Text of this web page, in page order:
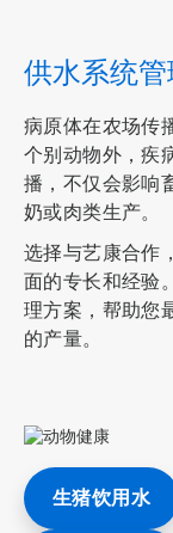
ArticleTile
供水系统管
病原体在农场传
个别动物外，疾
播，不仅会影响
奶或肉类生产。
选择与艺康合作
面的专长和经验
理方案，帮助您
的产量。
生猪饮用水